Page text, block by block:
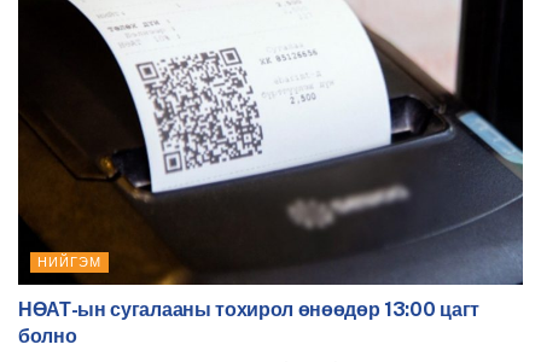
НИЙГЭМ
НӨАТ-ын сугалааны тохирол өнөөдөр 13:00 цагт
болно